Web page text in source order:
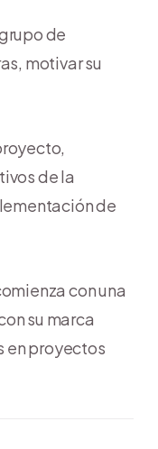
de
motivar su
de la
de
con una
su marca
en proyectos